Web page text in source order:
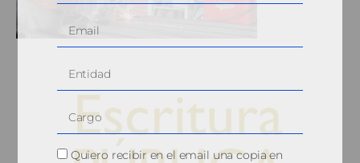
Quiero recibir en el email una copia en